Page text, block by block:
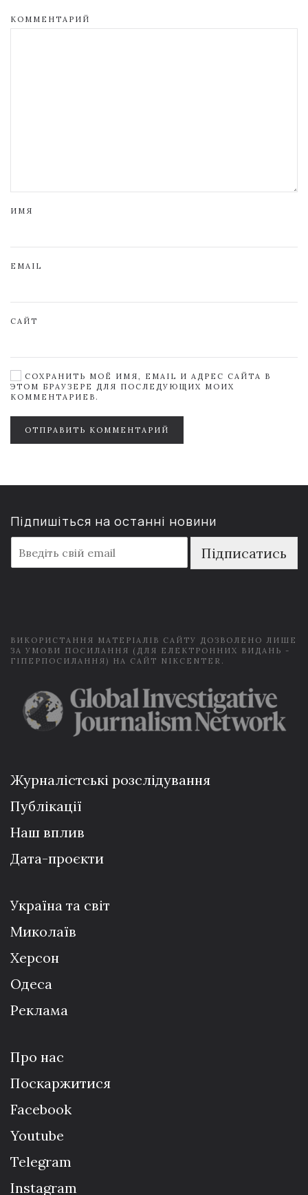
КОММЕНТАРИЙ
ИМЯ
EMAIL
САЙТ
СОХРАНИТЬ МОЁ ИМЯ, EMAIL И АДРЕС САЙТА В
ЭТОМ БРАУЗЕРЕ ДЛЯ ПОСЛЕДУЮЩИХ МОИХ
КОММЕНТАРИЕВ.
ОТПРАВИТЬ КОММЕНТАРИЙ
Підпишіться на останні новини
m
a
Підписатись
ВИКОРИСТАННЯ МАТЕРІАЛІВ САЙТУ ДОЗВОЛЕНО ЛИШЕ
ЗА УМОВИ ПОСИЛАННЯ (ДЛЯ ЕЛЕКТРОННИХ ВИДАНЬ -
ГІПЕРПОСИЛАННЯ) НА САЙТ NIKCENTER.
Журналістські розслідування
Публікації
Наш вплив
Дата-проєкти
Україна та світ
Миколаїв
Херсон
Одеса
Реклама
Про нас
Поскаржитися
Facebook
Youtube
Telegram
Instagram